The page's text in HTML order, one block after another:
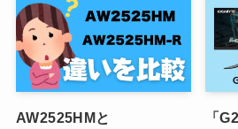
AW2525HMと
「